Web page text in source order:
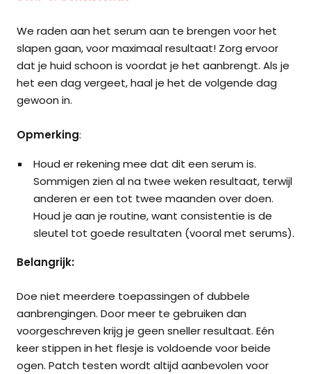
We raden aan het serum aan te brengen voor het
slapen gaan, voor maximaal resultaat! Zorg ervoor
dat je huid schoon is voordat je het aanbrengt. Als je
het een dag vergeet, haal je het de volgende dag
gewoon in.
Opmerking:
Houd er rekening mee dat dit een serum is.
Sommigen zien al na twee weken resultaat, terwijl
anderen er een tot twee maanden over doen.
Houd je aan je routine, want consistentie is de
sleutel tot goede resultaten (vooral met serums).
Belangrijk:
Doe niet meerdere toepassingen of dubbele
aanbrengingen. Door meer te gebruiken dan
voorgeschreven krijg je geen sneller resultaat. Eén
keer stippen in het flesje is voldoende voor beide
ogen. Patch testen wordt altijd aanbevolen voor